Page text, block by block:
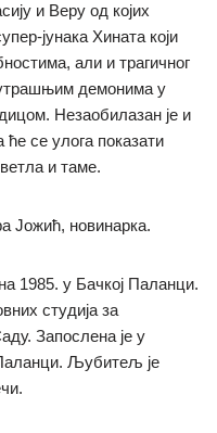
и Веру од којих
јунака Хината који
али и трагичног
демонима у
Незаобилазан је и
се улога показати
и таме.
Јожић, новинарка.
1985. у Бачкој Паланци.
студија за
Запослена је у
Љубитељ је